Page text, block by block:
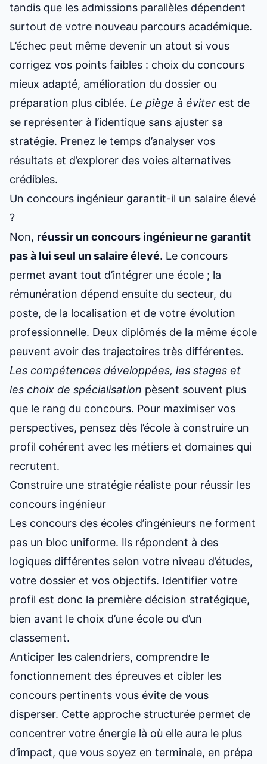
tandis que les admissions parallèles dépendent
surtout de votre nouveau parcours académique.
L’échec peut même devenir un atout si vous
corrigez vos points faibles : choix du concours
mieux adapté, amélioration du dossier ou
préparation plus ciblée. Le piège à éviter est de
se représenter à l’identique sans ajuster sa
stratégie. Prenez le temps d’analyser vos
résultats et d’explorer des voies alternatives
crédibles.
Un concours ingénieur garantit-il un salaire élevé
?
Non, réussir un concours ingénieur ne garantit
pas à lui seul un salaire élevé. Le concours
permet avant tout d’intégrer une école ; la
rémunération dépend ensuite du secteur, du
poste, de la localisation et de votre évolution
professionnelle. Deux diplômés de la même école
peuvent avoir des trajectoires très différentes.
Les compétences développées, les stages et
les choix de spécialisation pèsent souvent plus
que le rang du concours. Pour maximiser vos
perspectives, pensez dès l’école à construire un
profil cohérent avec les métiers et domaines qui
recrutent.
Construire une stratégie réaliste pour réussir les
concours ingénieur
Les concours des écoles d’ingénieurs ne forment
pas un bloc uniforme. Ils répondent à des
logiques différentes selon votre niveau d’études,
votre dossier et vos objectifs. Identifier votre
profil est donc la première décision stratégique,
bien avant le choix d’une école ou d’un
classement.
Anticiper les calendriers, comprendre le
fonctionnement des épreuves et cibler les
concours pertinents vous évite de vous
disperser. Cette approche structurée permet de
concentrer votre énergie là où elle aura le plus
d’impact, que vous soyez en terminale, en prépa